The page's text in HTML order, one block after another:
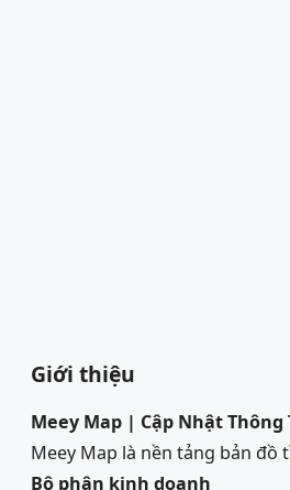
Giới thiệu
Meey Map | Cập Nhật
Meey Map là nền tảng bản đồ
Bộ phận kinh doanh